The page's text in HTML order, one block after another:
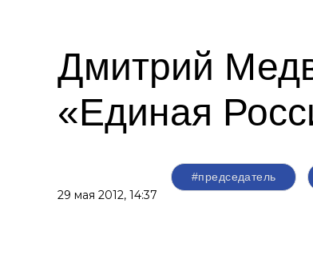
Дмитрий
«Единая
29 мая 2012, 14:37
#председатель